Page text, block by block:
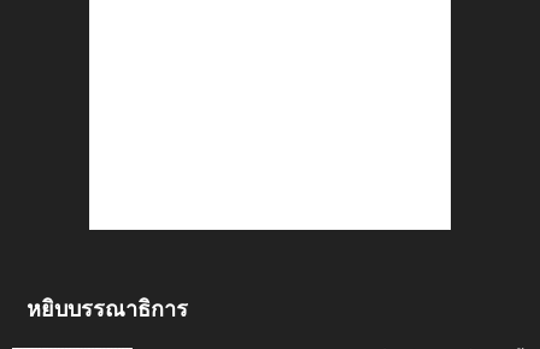
หยิบบรรณาธิการ